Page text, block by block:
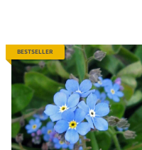
BESTSELLER